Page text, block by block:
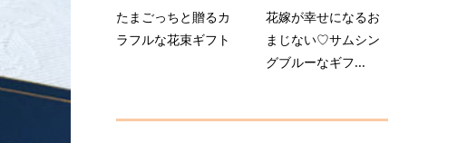
たまごっちと贈るカ
ラフルな花束ギフト
花嫁が幸せになるお
まじない♡サムシン
グブルーなギフ...